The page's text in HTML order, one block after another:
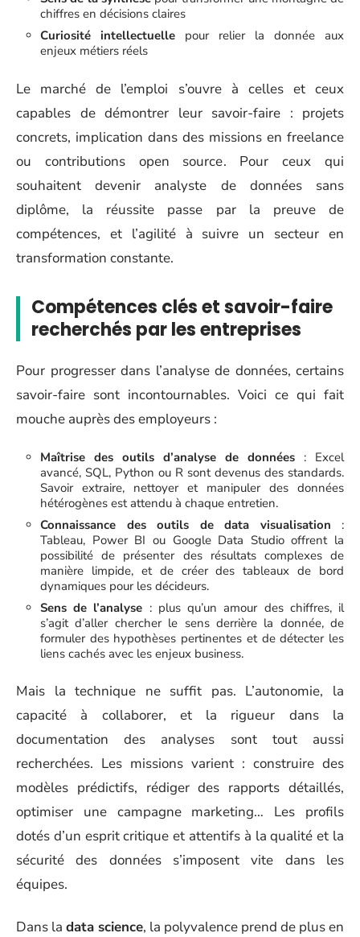
chiffres en décisions claires
Curiosité intellectuelle pour relier la donnée aux
enjeux métiers réels
Le marché de l’emploi s’ouvre à celles et ceux
capables de démontrer leur savoir-faire : projets
concrets, implication dans des missions en freelance
ou contributions open source. Pour ceux qui
souhaitent devenir analyste de données sans
diplôme, la réussite passe par la preuve de
compétences, et l’agilité à suivre un secteur en
transformation constante.
Compétences clés et savoir-faire
recherchés par les entreprises
Pour progresser dans l’analyse de données, certains
savoir-faire sont incontournables. Voici ce qui fait
mouche auprès des employeurs :
Maîtrise des outils d’analyse de données : Excel
avancé, SQL, Python ou R sont devenus des standards.
Savoir extraire, nettoyer et manipuler des données
hétérogènes est attendu à chaque entretien.
Connaissance des outils de data visualisation :
Tableau, Power BI ou Google Data Studio offrent la
possibilité de présenter des résultats complexes de
manière limpide, et de créer des tableaux de bord
dynamiques pour les décideurs.
Sens de l’analyse : plus qu’un amour des chiffres, il
s’agit d’aller chercher le sens derrière la donnée, de
formuler des hypothèses pertinentes et de détecter les
liens cachés avec les enjeux business.
Mais la technique ne suffit pas. L’autonomie, la
capacité à collaborer, et la rigueur dans la
documentation des analyses sont tout aussi
recherchées. Les missions varient : construire des
modèles prédictifs, rédiger des rapports détaillés,
optimiser une campagne marketing… Les profils
dotés d’un esprit critique et attentifs à la qualité et la
sécurité des données s’imposent vite dans les
équipes.
Dans la data science, la polyvalence prend de plus en